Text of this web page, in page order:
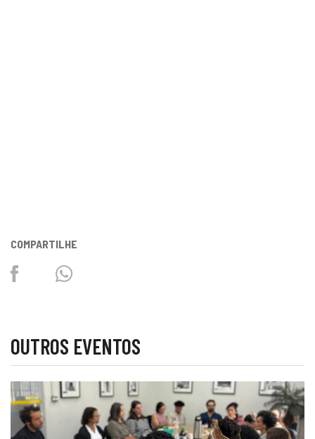
COMPARTILHE
FacebookTwitterWhatsapp
OUTROS EVENTOS